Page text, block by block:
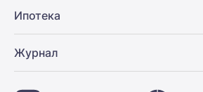
Ипотека
Журнал